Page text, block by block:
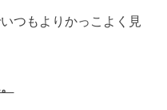
つもよりかっこよく見